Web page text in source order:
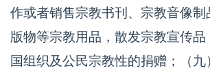
作或者销售宗教书刊、宗教音像制
版物等宗教用品，散发宗教宣传品
国组织及公民宗教性的捐赠；（